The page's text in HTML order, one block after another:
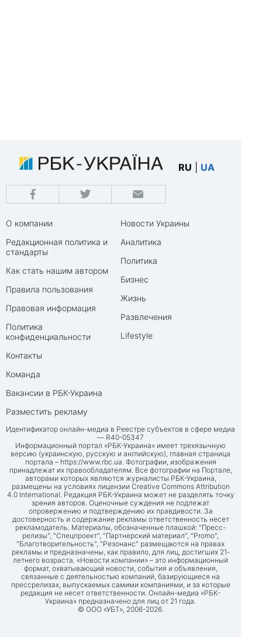
RU UA
О компании
Редакционная политика и
стандарты
Как стать нашим автором
Правила пользования
Правовая информация
Политика
конфиденциальности
Контакты
Команда
Вакансии в РБК-Украина
Разместить рекламу
Новости Украины
Аналитика
Политика
Бизнес
Жизнь
Развлечения
Lifestyle
Идентификатор онлайн-медиа в Реестре субъектов в сфере медиа
— R40-05347
Информационный портал «РБК-Украина» имеет трехязычную
версию (украинскую, русскую и английскую), главная страница
портала – https://www.rbc.ua. Фотографии, изображения
принадлежат их правообладателям. Все фотографии на Портале,
авторами которых являются журналисты РБК-Украина,
размещены на условиях лицензии Creative Commons Attribution
4.0 International. Редакция РБК-Украина может не разделять точку
зрения авторов. Оценочные суждения не подлежат
опровержению и подтверждению их правдивости. За
достоверность и содержание рекламы ответственность несет
рекламодатель. Материалы, обозначенные плашкой: "Пресс-
релизы", "Спецпроект", "Партнерский материал", "Promo",
"Благотворительность", "Резонанс" размещаются на правах
рекламы и предназначены, как правило, для лиц, достигших 21-
летнего возраста. «Новости компании» – это информационный
формат, охватывающий новости, события и объявления,
связанные с деятельностью компаний, базирующиеся на
прессрелизах, выпускаемых самими компаниями, и за которые
редакция не несет ответственности. Онлайн-медиа «РБК-
Украина» предназначено для лиц от 21 года.
© ООО «УБТ», 2006-2026.